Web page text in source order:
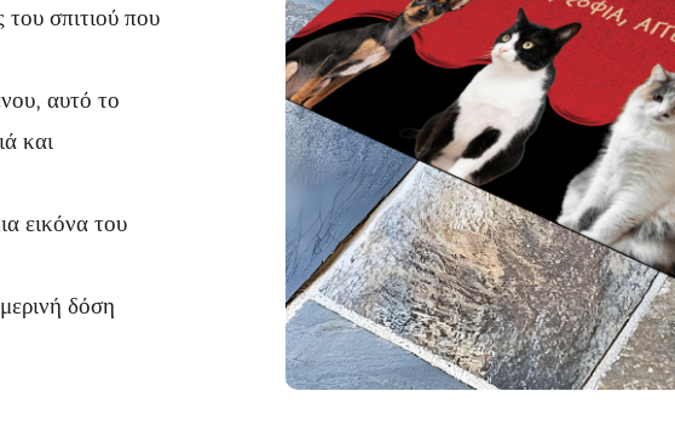
σπιτιού που
αυτό το
και
εικόνα του
δόση